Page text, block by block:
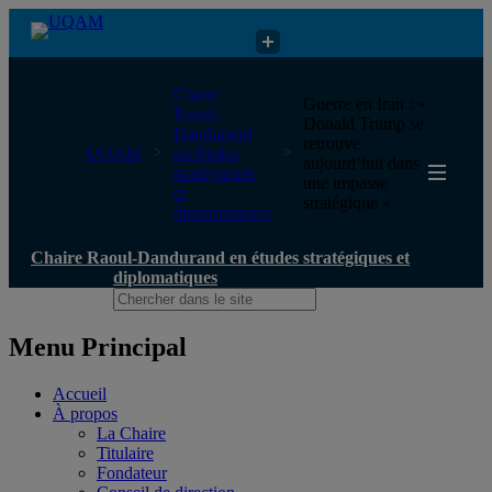
Chaire Raoul-Dandurand en études stratégiques et diplomatiques
UQAM
Chaire
Raoul-
Dandurand
en études
stratégiques
et
diplomatiques
Guerre en Iran : «
Donald Trump se
retrouve
aujourd’hui dans
une impasse
stratégique »
Chaire Raoul-Dandurand en études stratégiques et
diplomatiques
Menu Principal
Accueil
À propos
La Chaire
Titulaire
Fondateur